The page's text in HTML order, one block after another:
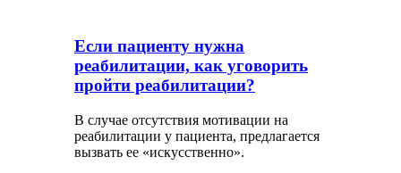
Если пациенту нужна
реабилитации, как уговорить
пройти реабилитации?
В случае отсутствия мотивации на
реабилитации у пациента, предлагается
вызвать ее «искусственно».